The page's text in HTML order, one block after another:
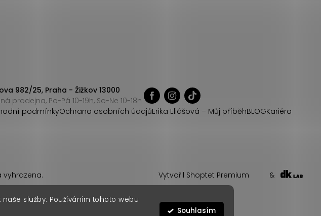
služby. Používáním tohoto webu
Souhlasím
982/25, Praha - Žižkov 13000
prodejna, Po-Pá 10-19h, So-Ne 10-18h
podmínkyOchrana osobních údajůErika Eliášová – Můj příběhBLOGKariéra
Vytvořil Shoptet Premium &
vyhrazena.